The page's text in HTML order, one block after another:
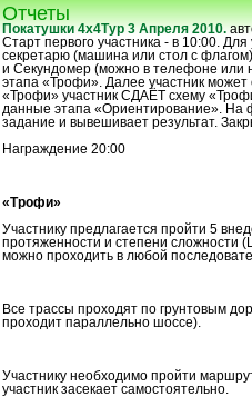
Отчеты
Покатушки 4х4Тур 3 Апреля 2010.
Старт первого участника - в 10:00.
секретарю (машина или стол с
и Секундомер (можно в телефоне или
этапа «Трофи». Далее участник
«Трофи» участник СДАЁТ схему
данные этапа «Ориентирование». На
задание и вывешивает результат.
Награждение 20:00
«Трофи»
Участнику предлагается пройти 5
протяженности и степени сложности
можно проходить в любой
Все трассы проходят по грунтовым
проходит параллельно шоссе).
Участнику необходимо пройти
участник засекает самостоятельно.